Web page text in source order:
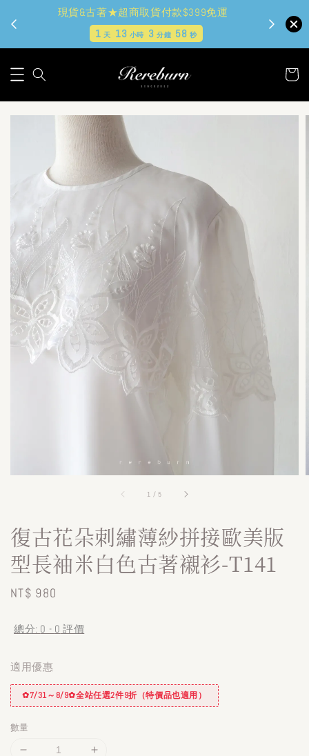
現貨&古著★超商取貨付款$399免運
1天 13 小時 3分鐘 57秒
1 /5
復古花朵刺繡薄紗拼接歐美版
型長袖米白色古著襯衫-T141
Regular
NT$ 980
總分: 0 - 0 評價
適用優惠
✿7/31～8/9✿全站任選2件9折（特價品也適用）
數量